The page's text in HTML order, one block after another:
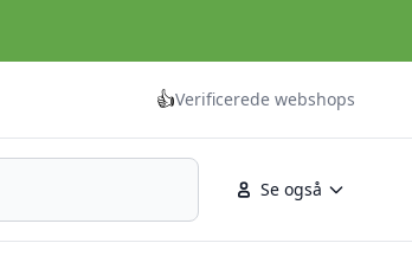
👍Verificerede webshops
Se også